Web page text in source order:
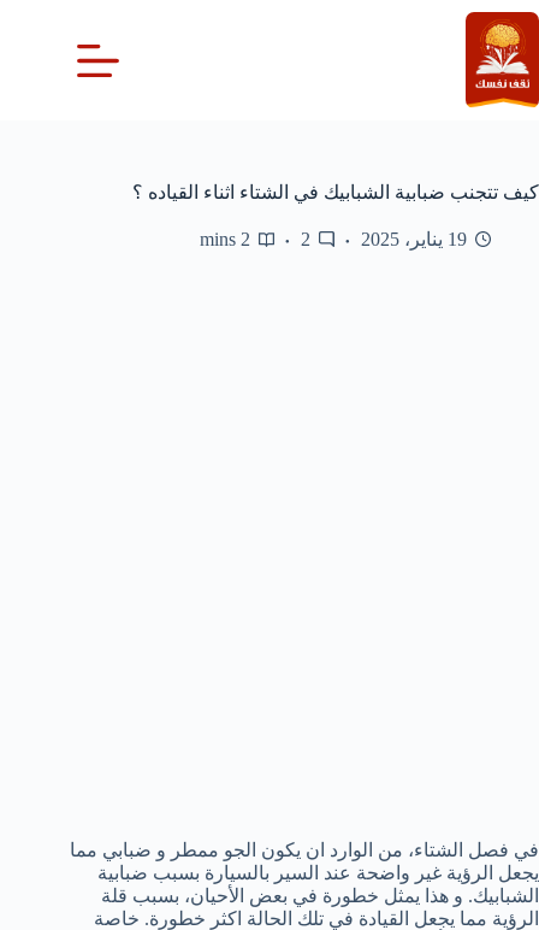
التجاوز
إلى
المحتوى
كيف تتجنب ضبابية الشبابيك في الشتاء اثناء القياده ؟
19 يناير، 2025 2
2 mins
في فصل الشتاء، من الوارد ان يكون الجو ممطر و ضبابي مما
يجعل الرؤية غير واضحة عند السير بالسيارة بسبب ضبابية
الشبابيك. و هذا يمثل خطورة في بعض الأحيان، بسبب قلة
الرؤية مما يجعل القيادة في تلك الحالة اكثر خطورة. خاصة